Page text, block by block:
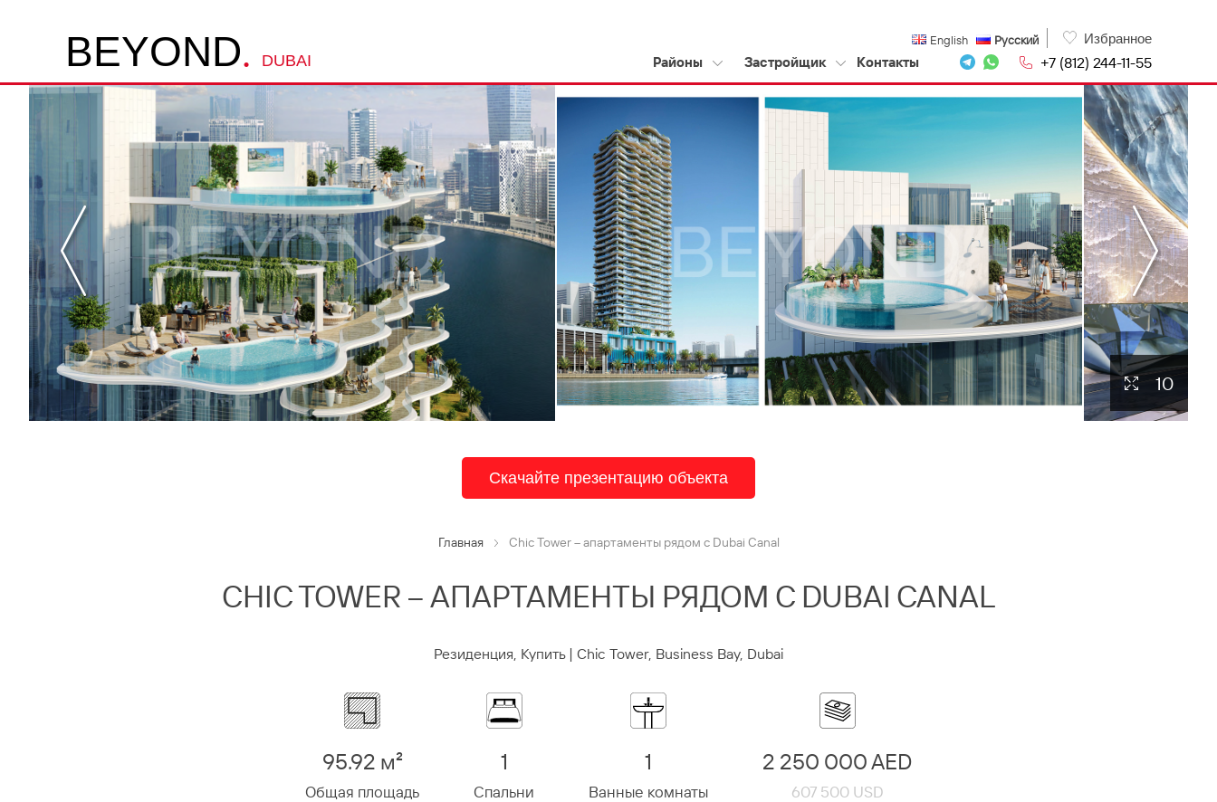
BEYOND. DUBAI
English Русский Избранное
Районы Застройщик Контакты +7 (812) 244-11-55
10
Скачайте презентацию объекта
Главная Chic Tower – апартаменты рядом с Dubai Canal
CHIC TOWER – АПАРТАМЕНТЫ РЯДОМ С DUBAI CANAL
Резиденция, Купить | Chic Tower, Business Bay, Dubai
95.92 м²
Общая площадь
1
Спальни
1
Ванные комнаты
2 250 000 AED
607 500 USD